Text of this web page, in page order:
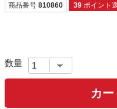
商品番号 810860 39 ポイント
カ